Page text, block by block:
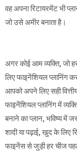
वह अपना रिटायरमेंट भी
जो उसे अमीर बनाता है।
अगर कोई आम व्यक्ति, जो
लिए फाइनेंशियल प्लानिंग
आपको अपने लिए सही
फाइनेंशियल प्लानिंग में
बनाने का प्लान, भविष्य में
शादी या पढ़ाई, खुद के लिए
फाइनेंस से जुड़ी हर चीज